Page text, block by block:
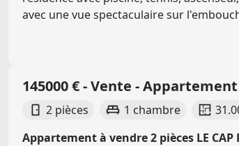
avec une vue spectaculaire sur
145000 € - Vente -
2 pièces 1 chambre
Appartement à vendre 2 pièces LE